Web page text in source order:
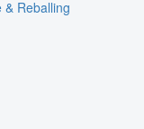
& Reballing